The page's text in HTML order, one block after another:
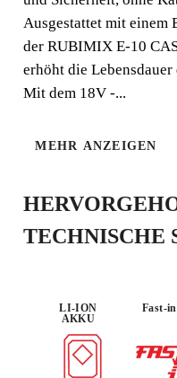
Klebern, Harzen,
Ausgestattet mit einem
der RUBIMIX E-10
erhöht die
Mit dem 18V -...
MEHR ANZEIGEN
TECHNISCHE
LI-ION
AKKU
Fast-in